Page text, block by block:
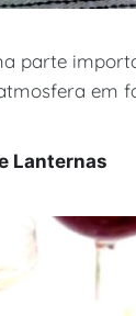
parte
em
Lanternas